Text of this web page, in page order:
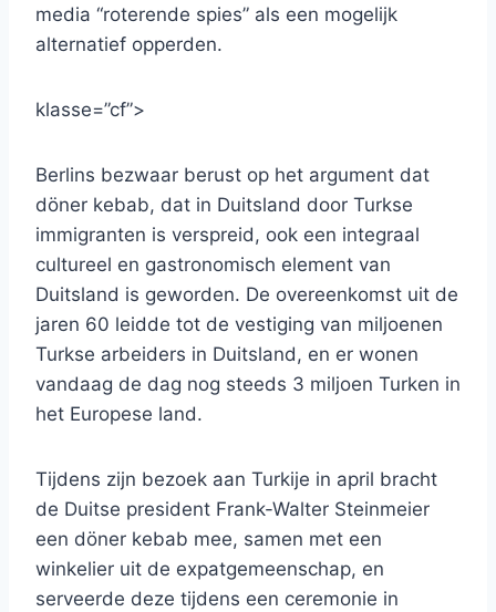
media “roterende spies” als een mogelijk
alternatief opperden.
klasse=”cf”>
Berlins bezwaar berust op het argument dat
döner kebab, dat in Duitsland door Turkse
immigranten is verspreid, ook een integraal
cultureel en gastronomisch element van
Duitsland is geworden. De overeenkomst uit de
jaren 60 leidde tot de vestiging van miljoenen
Turkse arbeiders in Duitsland, en er wonen
vandaag de dag nog steeds 3 miljoen Turken in
het Europese land.
Tijdens zijn bezoek aan Turkije in april bracht
de Duitse president Frank-Walter Steinmeier
een döner kebab mee, samen met een
winkelier uit de expatgemeenschap, en
serveerde deze tijdens een ceremonie in